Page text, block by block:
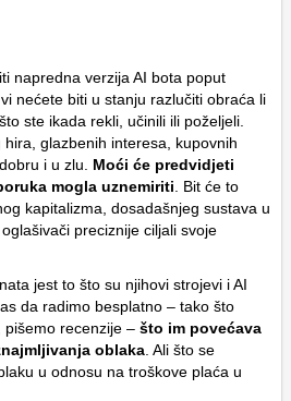
napredna verzija AI bota poput
nećete biti u stanju razlučiti obraća li
ste ikada rekli, učinili ili poželjeli.
glazbenih interesa, kupovnih
i u zlu. Moći će predvidjeti
mogla uznemiriti. Bit će to
kapitalizma, dosadašnjeg sustava u
preciznije ciljali svoje
jest to što su njihovi strojevi i AI
da radimo besplatno – tako što
pišemo recenzije – što im povećava
oblaka. Ali što se
u odnosu na troškove plaća u